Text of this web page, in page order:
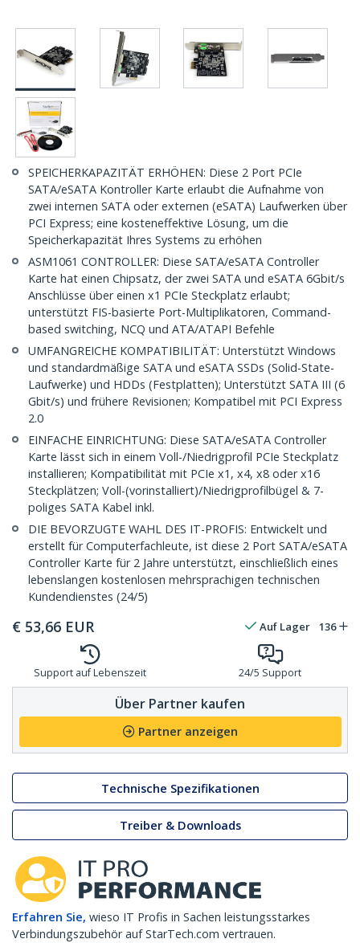
SPEICHERKAPAZITÄT ERHÖHEN: Diese 2 Port PCIe
SATA/eSATA Kontroller Karte erlaubt die Aufnahme von
zwei internen SATA oder externen (eSATA) Laufwerken über
PCI Express; eine kosteneffektive Lösung, um die
Speicherkapazität Ihres Systems zu erhöhen
ASM1061 CONTROLLER: Diese SATA/eSATA Controller
Karte hat einen Chipsatz, der zwei SATA und eSATA 6Gbit/s
Anschlüsse über einen x1 PCIe Steckplatz erlaubt;
unterstützt FIS-basierte Port-Multiplikatoren, Command-
based switching, NCQ und ATA/ATAPI Befehle
UMFANGREICHE KOMPATIBILITÄT: Unterstützt Windows
und standardmäßige SATA und eSATA SSDs (Solid-State-
Laufwerke) und HDDs (Festplatten); Unterstützt SATA III (6
Gbit/s) und frühere Revisionen; Kompatibel mit PCI Express
2.0
EINFACHE EINRICHTUNG: Diese SATA/eSATA Controller
Karte lässt sich in einem Voll-/Niedrigprofil PCIe Steckplatz
installieren; Kompatibilität mit PCIe x1, x4, x8 oder x16
Steckplätzen; Voll-(vorinstalliert)/Niedrigprofilbügel & 7-
poliges SATA Kabel inkl.
DIE BEVORZUGTE WAHL DES IT-PROFIS: Entwickelt und
erstellt für Computerfachleute, ist diese 2 Port SATA/eSATA
Controller Karte für 2 Jahre unterstützt, einschließlich eines
lebenslangen kostenlosen mehrsprachigen technischen
Kundendienstes (24/5)
€ 53,66 EUR Auf Lager 136
Support auf Lebenszeit 24/5 Support
Über Partner kaufen
Partner anzeigen
Technische Spezifikationen
Treiber & Downloads
Erfahren Sie, wieso IT Profis in Sachen leistungsstarkes
Verbindungszubehör auf StarTech.com vertrauen.